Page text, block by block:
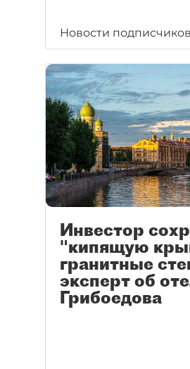
Новости подписчиков
Инвестор
"кипящую
гранитные
эксперт об
Грибоедова